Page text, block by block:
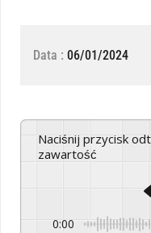
Data : 06/01/2024
Naciśnij przycisk odtwarzania, aby odsłuchać tę
zawartość
0:00